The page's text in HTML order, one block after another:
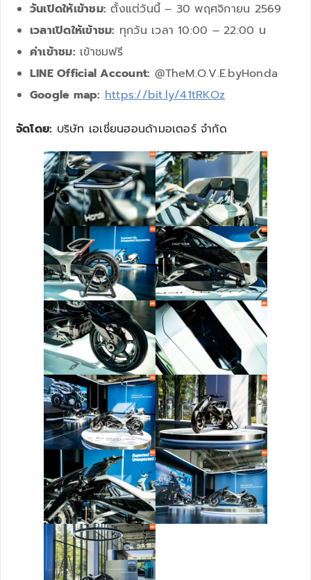
วันเปิดให้เข้าชม: ตั้งแต่วันนี้ – 30 พฤศจิกายน 2569
เวลาเปิดให้เข้าชม: ทุกวัน เวลา 10:00 – 22:00 น
ค่าเข้าชม: เข้าชมฟรี
LINE Official Account: @TheM.O.V.E.byHonda
Google map: https://bit.ly/41tRKOz
จัดโดย: บริษัท เอเชี่ยนฮอนด้ามอเตอร์ จำกัด